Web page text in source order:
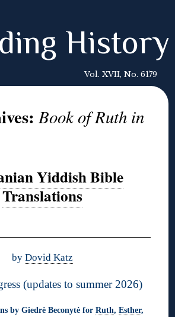
History
Vol. XVII, No. 6179
Book of Ruth in
Yiddish Bible
Translations
by Dovid Katz
(updates to summer 2026)
by Giedrė Beconytė for Ruth, Esther,